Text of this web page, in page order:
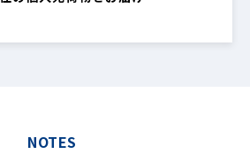
NOTES